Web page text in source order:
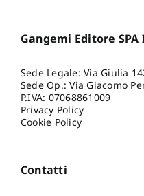
Gangemi Editore
Sede Legale: Via Giulia
Sede Op.: Via Giacomo
P.IVA: 07068861009
Privacy Policy
Cookie Policy
Contatti